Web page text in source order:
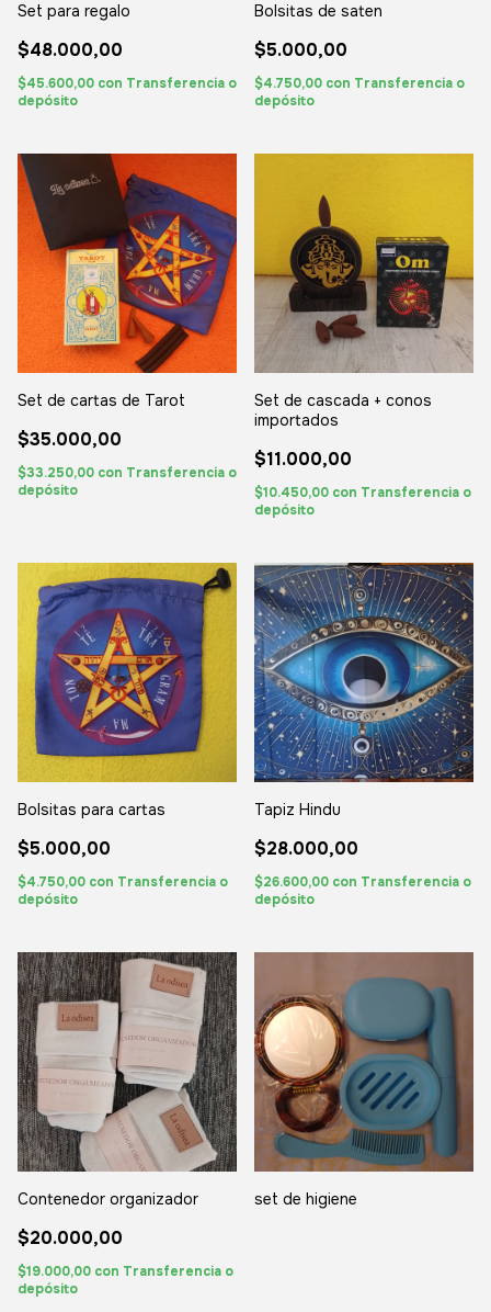
Set para regalo
$48.000,00
$45.600,00 con Transferencia o
depósito
Bolsitas de saten
$5.000,00
$4.750,00 con Transferencia o
depósito
Set de cartas de Tarot
$35.000,00
$33.250,00 con Transferencia o
depósito
Set de cascada + conos
importados
$11.000,00
$10.450,00 con Transferencia o
depósito
Bolsitas para cartas
$5.000,00
$4.750,00 con Transferencia o
depósito
Tapiz Hindu
$28.000,00
$26.600,00 con Transferencia o
depósito
Contenedor organizador
$20.000,00
$19.000,00 con Transferencia o
depósito
set de higiene